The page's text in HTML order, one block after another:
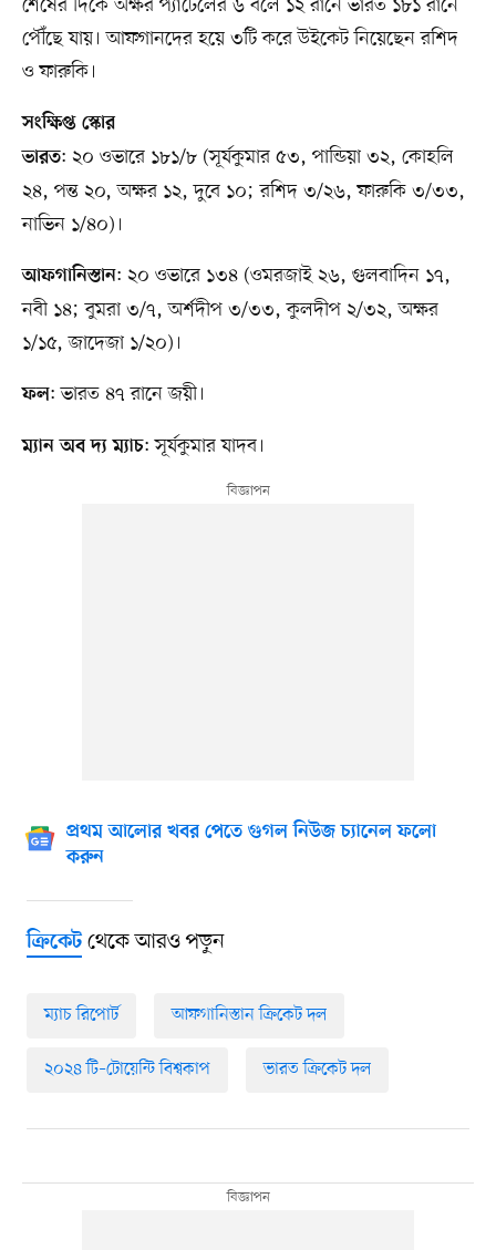
শেষের দিকে অক্ষর প্যাটেলের ৬ বলে ১২ রানে ভারত ১৮১ রানে
পৌঁছে যায়। আফগানদের হয়ে ৩টি করে উইকেট নিয়েছেন রশিদ
ও ফারুকি।
সংক্ষিপ্ত স্কোর
ভারত: ২০ ওভারে ১৮১/৮ (সূর্যকুমার ৫৩, পান্ডিয়া ৩২, কোহলি
২৪, পন্ত ২০, অক্ষর ১২, দুবে ১০; রশিদ ৩/২৬, ফারুকি ৩/৩৩,
নাভিন ১/৪০)।
আফগানিস্তান: ২০ ওভারে ১৩৪ (ওমরজাই ২৬, গুলবাদিন ১৭,
নবী ১৪; বুমরা ৩/৭, অর্শদীপ ৩/৩৩, কুলদীপ ২/৩২, অক্ষর
১/১৫, জাদেজা ১/২০)।
ফল: ভারত ৪৭ রানে জয়ী।
ম্যান অব দ্য ম্যাচ: সূর্যকুমার যাদব।
প্রথম আলোর খবর পেতে গুগল নিউজ চ্যানেল ফলো
করুন
ক্রিকেটথেকে আরও পড়ুন
ম্যাচ রিপোর্ট আফগানিস্তান ক্রিকেট দল
২০২৪ টি–টোয়েন্টি বিশ্বকাপ ভারত ক্রিকেট দল